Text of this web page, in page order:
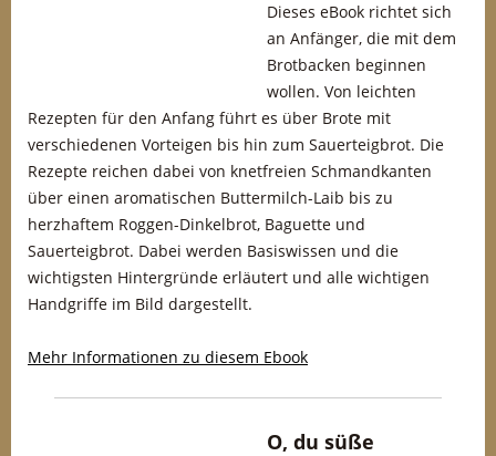
Dieses eBook richtet sich
an Anfänger, die mit dem
Brotbacken beginnen
wollen. Von leichten
Rezepten für den Anfang führt es über Brote mit
verschiedenen Vorteigen bis hin zum Sauerteigbrot. Die
Rezepte reichen dabei von knetfreien Schmandkanten
über einen aromatischen Buttermilch-Laib bis zu
herzhaftem Roggen-Dinkelbrot, Baguette und
Sauerteigbrot. Dabei werden Basiswissen und die
wichtigsten Hintergründe erläutert und alle wichtigen
Handgriffe im Bild dargestellt.
Mehr Informationen zu diesem Ebook
O, du süße